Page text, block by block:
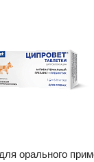
орального